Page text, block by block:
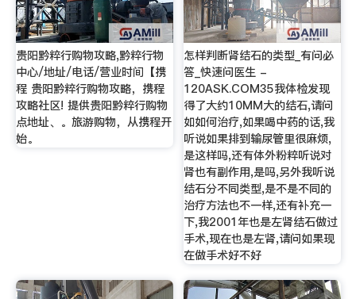
贵阳黔粹行购物攻略,黔粹行物
中心/地址/电话/营业时间【携
程 贵阳黔粹行购物攻略，携程
攻略社区! 提供贵阳黔粹行购物
点地址、。旅游购物，从携程开
始。
怎样判断肾结石的类型_有问必
答_快速问医生 -
120ASK.COM35我体检发现
得了大约10MM大的结石,请问
如如何治疗,如果喝中药的话,我
听说如果排到输尿管里很麻烦,
是这样吗,还有体外粉粹听说对
肾也有副作用,是吗,另外我听说
结石分不同类型,是不是不同的
治疗方法也不一样,还有补充一
下,我2001年也是左肾结石做过
手术,现在也是左肾,请问如果现
在做手术好不好